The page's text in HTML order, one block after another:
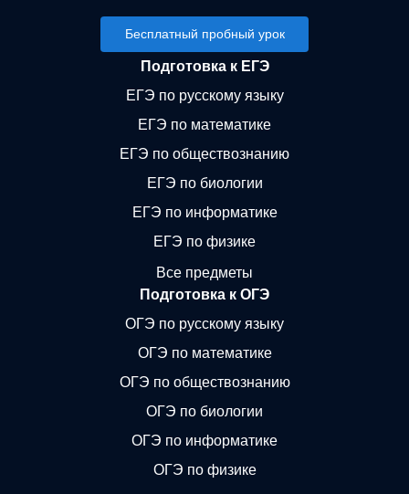
Бесплатный пробный урок
Подготовка к ЕГЭ
ЕГЭ по русскому языку
ЕГЭ по математике
ЕГЭ по обществознанию
ЕГЭ по биологии
ЕГЭ по информатике
ЕГЭ по физике
Все предметы
Подготовка к ОГЭ
ОГЭ по русскому языку
ОГЭ по математике
ОГЭ по обществознанию
ОГЭ по биологии
ОГЭ по информатике
ОГЭ по физике